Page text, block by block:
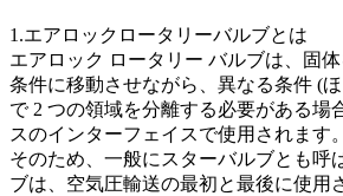
1.エアロックロータリーバルブとは
エアロック ロータリー バルブは、固
条件に移動させながら、異なる条件 (
で 2 つの領域を分離する必要がある場
スのインターフェイスで使用されます。
そのため、一般にスターバルブとも呼
ブは、空気圧輸送の最初と最後に使用